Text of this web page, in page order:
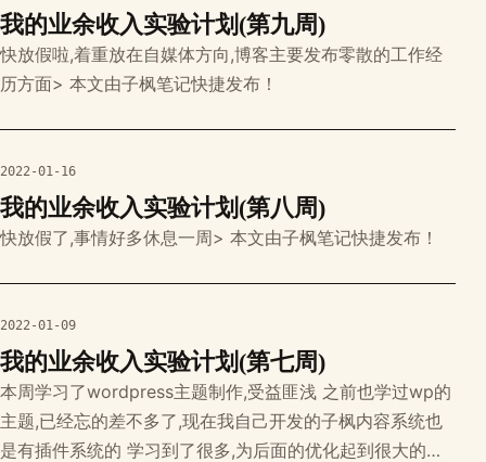
我的业余收入实验计划(第九周)
快放假啦,着重放在自媒体方向,博客主要发布零散的工作经
历方面> 本文由子枫笔记快捷发布！
2022-01-16
我的业余收入实验计划(第八周)
快放假了,事情好多休息一周> 本文由子枫笔记快捷发布！
2022-01-09
我的业余收入实验计划(第七周)
本周学习了wordpress主题制作,受益匪浅 之前也学过wp的
主题,已经忘的差不多了,现在我自己开发的子枫内容系统也
是有插件系统的 学习到了很多,为后面的优化起到很大的帮